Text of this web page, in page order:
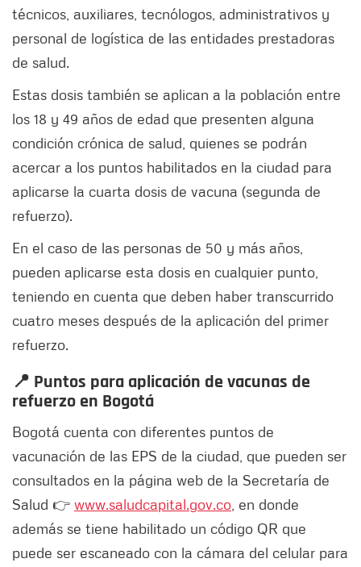
técnicos, auxiliares, tecnólogos, administrativos y
personal de logística de las entidades prestadoras
de salud.
Estas dosis también se aplican a la población entre
los 18 y 49 años de edad que presenten alguna
condición crónica de salud, quienes se podrán
acercar a los puntos habilitados en la ciudad para
aplicarse la cuarta dosis de vacuna (segunda de
refuerzo).
En el caso de las personas de 50 y más años,
pueden aplicarse esta dosis en cualquier punto,
teniendo en cuenta que deben haber transcurrido
cuatro meses después de la aplicación del primer
refuerzo.
📍 Puntos para aplicación de vacunas de
refuerzo en Bogotá
Bogotá cuenta con diferentes puntos de
vacunación de las EPS de la ciudad, que pueden ser
consultados en la página web de la Secretaría de
Salud 👉 www.saludcapital.gov.co , en donde
además se tiene habilitado un código QR que
puede ser escaneado con la cámara del celular para